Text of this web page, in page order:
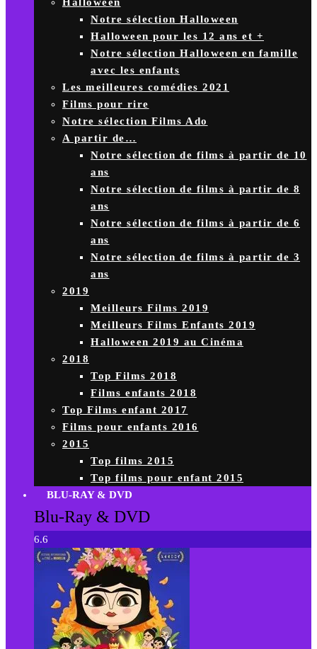
Notre sélection Halloween
Halloween pour les 12 ans et +
Notre sélection Halloween en famille
avec les enfants
Les meilleures comédies 2021
Films pour rire
Notre sélection Films Ado
A partir de…
Notre sélection de films à partir de 10
ans
Notre sélection de films à partir de 8
ans
Notre sélection de films à partir de 6
ans
Notre sélection de films à partir de 3
ans
2019
Meilleurs Films 2019
Meilleurs Films Enfants 2019
Halloween 2019 au Cinéma
2018
Top Films 2018
Films enfants 2018
Top Films enfant 2017
Films pour enfants 2016
2015
Top films 2015
Top films pour enfant 2015
BLU-RAY & DVD
Blu-Ray & DVD
6.6